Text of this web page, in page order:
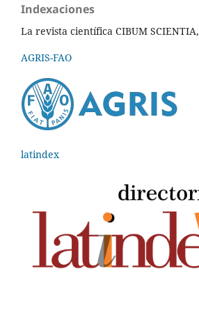
Indexaciones
La revista científica CIBUM
AGRIS-FAO
latindex